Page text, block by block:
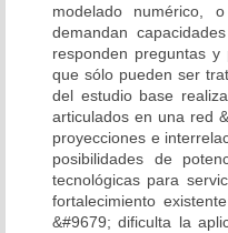
modelado numérico,
demandan
responden preguntas
que sólo pueden ser
del estudio base
articulados en una red
proyecciones e
posibilidades de
tecnológicas para
fortalecimiento
&#9679; dificulta la